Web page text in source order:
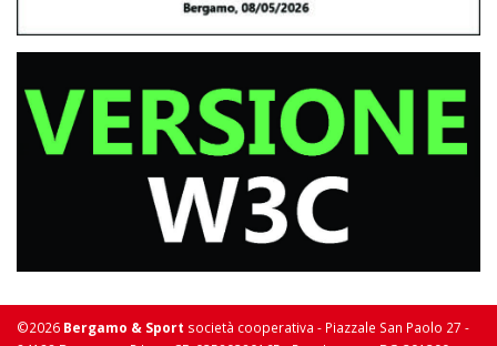
©2026 Bergamo & Sport società cooperativa - Piazzale San Paolo 27 -